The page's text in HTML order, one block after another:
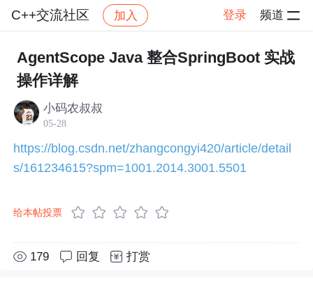
C++交流社区 加入 登录 频道
社区 C++交流社区 运营指南 帖子详情
AgentScope Java 整合SpringBoot 实战
操作详解
小码农叔叔
05-28
https://blog.csdn.net/zhangcongyi420/article/detail
s/161234615?spm=1001.2014.3001.5501
给本帖投票
179 回复 打赏